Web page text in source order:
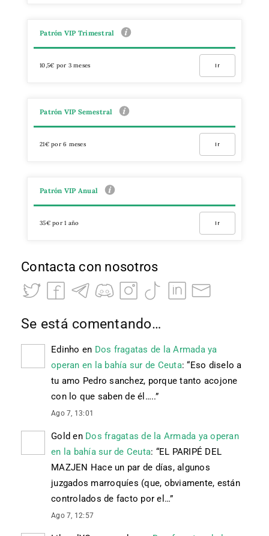
Patrón VIP Trimestral
10,5€ por 3 meses Ir
Patrón VIP Semestral
21€ por 6 meses Ir
Patrón VIP Anual
35€ por 1 año Ir
Contacta con nosotros
Se está comentando…
Edinho en Dos fragatas de la Armada ya
operan en la bahía sur de Ceuta: “Eso diselo a
tu amo Pedro sanchez, porque tanto acojone
con lo que saben de él…..”
Ago 7, 13:01
Gold en Dos fragatas de la Armada ya operan
en la bahía sur de Ceuta: “EL PARIPÉ DEL
MAZJEN Hace un par de días, algunos
juzgados marroquíes (que, obviamente, están
controlados de facto por el…”
Ago 7, 12:57